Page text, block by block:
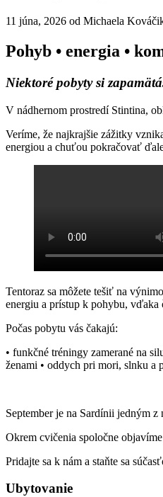
11 júna, 2026 od Michaela
Pohyb • energia •
Niektoré pobyty si
V nádhernom prostredí Stintina,
Veríme, že najkrajšie zážitky
energiou a chuťou pokračovať
Tentoraz sa môžete tešiť na
energiu a prístup k pohybu, vďaka
Počas pobytu vás čakajú:
• funkčné tréningy zamerané na
ženami • oddych pri mori, slnku a
September je na Sardínii jedným
Okrem cvičenia spoločne
Pridajte sa k nám a staňte sa
Ubytovanie